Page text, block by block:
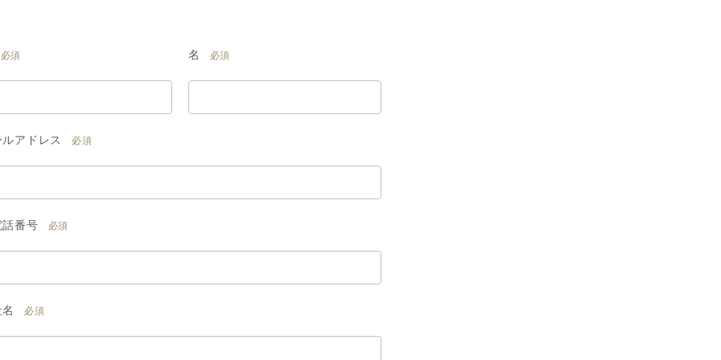
必須 名 必須
ルアドレス 必須
話番号 必須
必須